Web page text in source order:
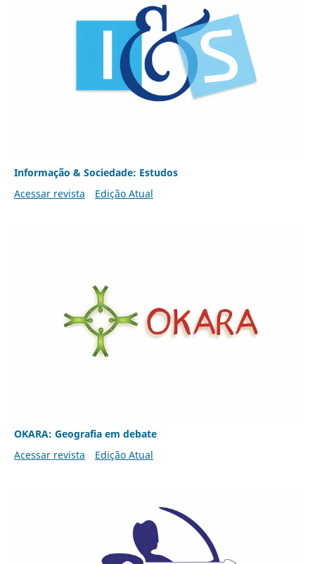
Informação & Sociedade: Estudos
Acessar revista
Edição Atual
OKARA: Geografia em debate
Acessar revista
Edição Atual